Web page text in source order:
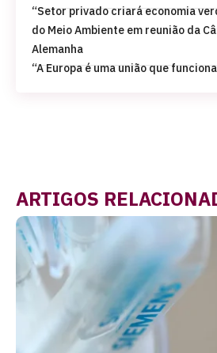
“Setor privado criará economia
do Meio Ambiente em reunião da
Alemanha
“A Europa é uma união que
ARTIGOS